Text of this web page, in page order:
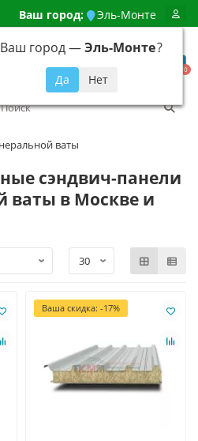
Ваш город: Эль-Монте
Ваш город —Эль-Монте?
92-94
0
ваты
сэндвич-панели
ваты в Москве и
Ваша скидка: -17%